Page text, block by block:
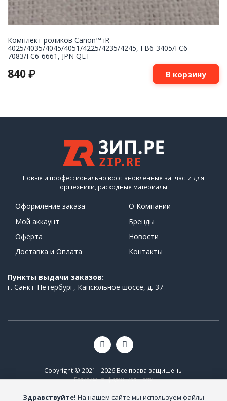
Комплект роликов Canon™ iR
4025/4035/4045/4051/4225/4235/4245, FB6-3405/FC6-
7083/FC6-6661, JPN QLT
840 ₽ В корзину
Новые и профессионально восстановленные запчасти для
оргтехники, расходные материалы
Оформление заказа
Мой аккаунт
Оферта
Доставка и Оплата
О Компании
Бренды
Новости
Контакты
Пункты выдачи заказов:
г. Санкт-Петербург, Капсюльное шоссе, д. 37
Copyright © 2021 - 2026 Все права защищены
Политика конфиденциальности
Здравствуйте! На нашем сайте мы используем файлы